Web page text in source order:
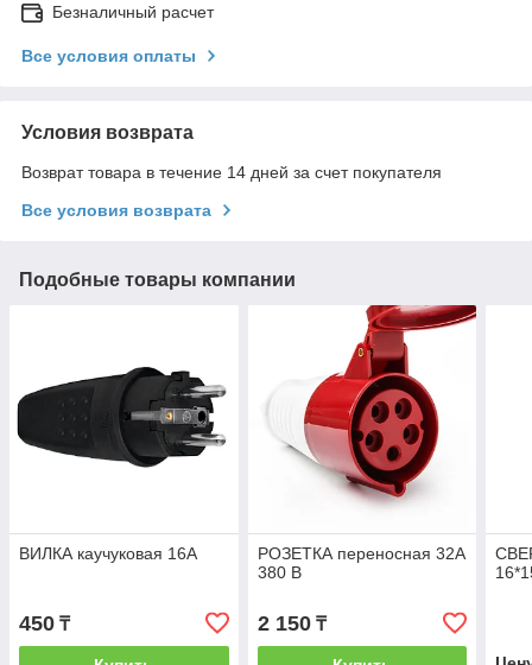
Безналичный расчет
Все условия оплаты
Условия возврата
Возврат товара в течение 14 дней за счет покупателя
Все условия возврата
Подобные товары компании
ВИЛКА каучуковая 16А
450 ₸
РОЗЕТКА переносная 32А
380 В
2 150₸